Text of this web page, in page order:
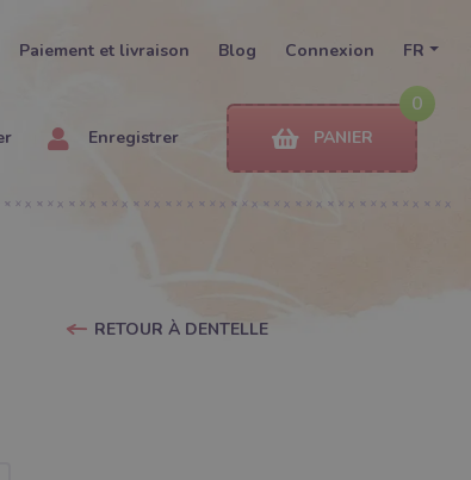
Paiement et livraison Blog Connexion FR
Enregistrer
0
PANIER
RETOUR À DENTELLE